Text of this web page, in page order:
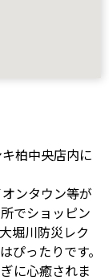
柏中央店内に
ンタウン等が
でショッピン
堀川防災レク
ぴったりです。
に心癒されま